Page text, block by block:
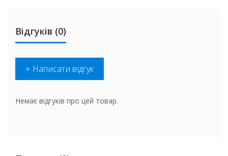
Відгуків (0)
+ Написати відгук
Немає відгуків про цей товар.